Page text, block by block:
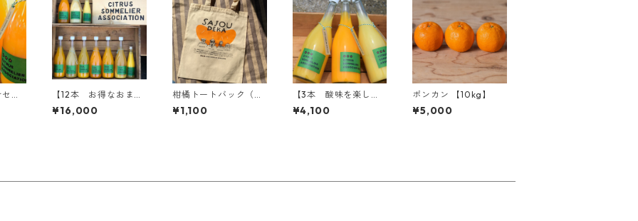
レ
【12本 お得なおまか
せセレクト】柑橘ジュ
ースセット（おまかせ
¥16,000
柑橘トートバック（さ
じょう刑事）
¥1,100
【3本 酸味を楽し
む】柑橘ジュースセッ
ト（伊予柑・黄金柑・
¥4,100
ポンカン 【10kg】
¥5,000